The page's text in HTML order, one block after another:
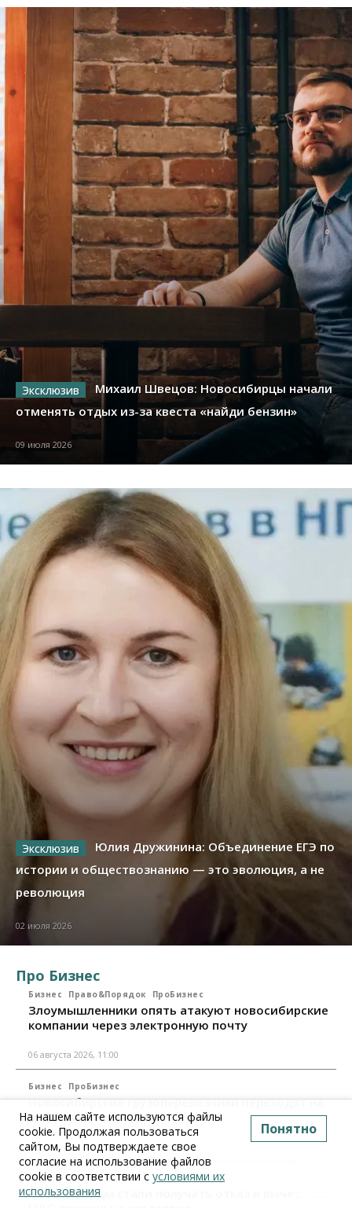
Михаил Швецов: Новосибирцы начали
отменять отдых из-за квеста «найди бензин»
09 июля 2026
Юлия Дружинина: Объединение ЕГЭ по
истории и обществознанию — это эволюция, а не
революция
02 июля 2026
Про Бизнес
Бизнес Право&Порядок ПроБизнес
Злоумышленники опять атакуют новосибирские
компании через электронную почту
06 августа 2026, 11:00
Бизнес ПроБизнес
Новосибирские грузоперевозчики переходят на
цифровые накладные
28 июля 2026, 11:00
Бизнес ПроБизнес
Новосибирцы стали получать отказ в вычете по
На нашем сайте используются файлы
cookie. Продолжая пользоваться
сайтом, Вы подтверждаете свое
согласие на использование файлов
cookie в соответствии с условиями их
использования
Понятно